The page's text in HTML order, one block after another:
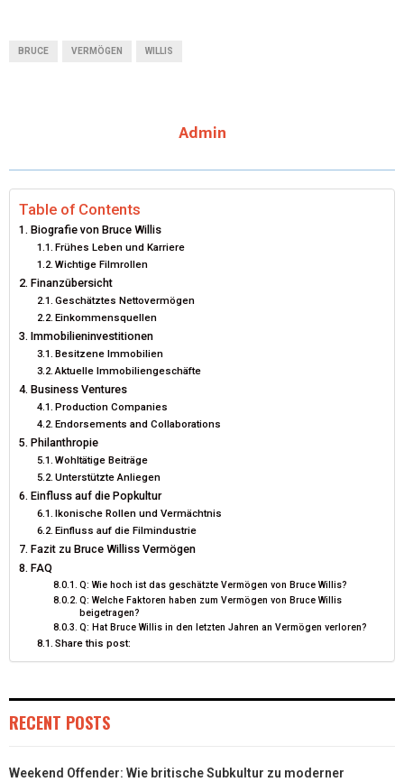
T
E
R
)
O
R
E I
BRUCE VERMÖGEN WILLIS
Admin
Table of Contents
Biografie von Bruce Willis
Frühes Leben und Karriere
Wichtige Filmrollen
Finanzübersicht
Geschätztes Nettovermögen
Einkommensquellen
Immobilieninvestitionen
Besitzene Immobilien
Aktuelle Immobiliengeschäfte
Business Ventures
Production Companies
Endorsements and Collaborations
Philanthropie
Wohltätige Beiträge
Unterstützte Anliegen
Einfluss auf die Popkultur
Ikonische Rollen und Vermächtnis
Einfluss auf die Filmindustrie
Fazit zu Bruce Williss Vermögen
FAQ
Q: Wie hoch ist das geschätzte Vermögen von Bruce Willis?
Q: Welche Faktoren haben zum Vermögen von Bruce Willis
beigetragen?
Q: Hat Bruce Willis in den letzten Jahren an Vermögen verloren?
Share this post:
RECENT POSTS
Weekend Offender: Wie britische Subkultur zu moderner